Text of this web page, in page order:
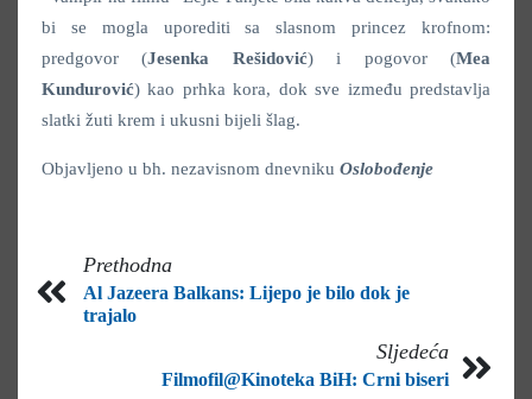
bi se mogla uporediti sa slasnom princez krofnom:
predgovor (Jesenka Rešidović) i pogovor (Mea
Kundurović) kao prhka kora, dok sve između predstavlja
slatki žuti krem i ukusni bijeli šlag.
Objavljeno u bh. nezavisnom dnevniku Oslobođenje
Prethodna
Al Jazeera Balkans: Lijepo je bilo dok je
trajalo
Sljedeća
Filmofil@Kinoteka BiH: Crni biseri